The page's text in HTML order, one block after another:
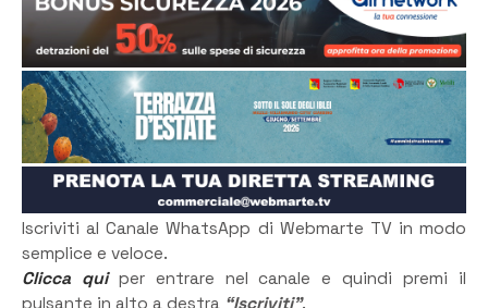
Iscriviti al Canale WhatsApp di Webmarte TV in modo
semplice e veloce.
Clicca quiper entrare nel canale e quindi premi il
pulsante in alto a destra “Iscriviti”.